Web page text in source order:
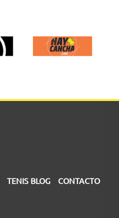
TENIS BLOG CONTACTO